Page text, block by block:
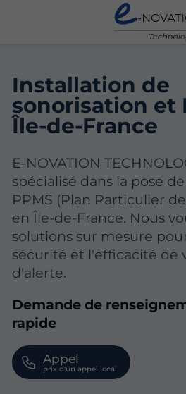
Installation de
sonorisation et
Île-de-France
E-NOVATION
spécialisé dans la pose de
PPMS (Plan Particulier
en Île-de-France. Nous
solutions sur mesure
sécurité et l'efficacité de
d'alerte.
Demande de
rapide
Appel